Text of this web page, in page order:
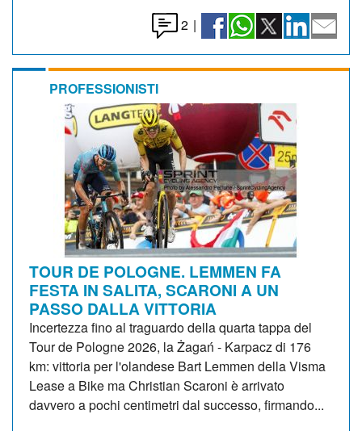
2 |
PROFESSIONISTI
TOUR DE POLOGNE. LEMMEN FA
FESTA IN SALITA, SCARONI A UN
PASSO DALLA VITTORIA
Incertezza fino al traguardo della quarta tappa del
Tour de Pologne 2026, la Żagań - Karpacz di 176
km: vittoria per l'olandese Bart Lemmen della Visma
Lease a Bike ma Christian Scaroni è arrivato
davvero a pochi centimetri dal successo, firmando...